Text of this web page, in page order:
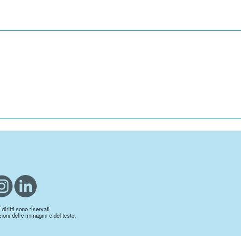
diritti sono riservati.
delle immagini e del testo,